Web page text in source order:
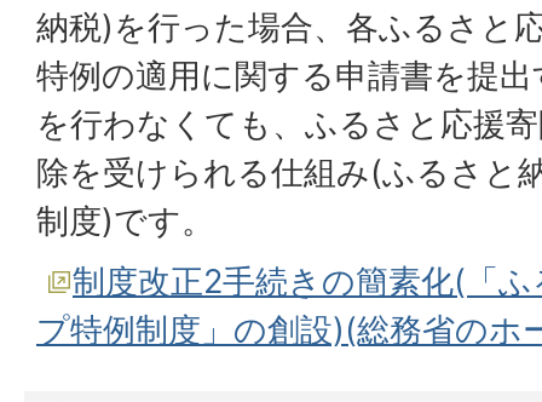
納税)を行った場合、各ふるさと
特例の適用に関する申請書を提
を行わなくても、ふるさと応援
除を受けられる仕組み(ふるさと
制度)です。
制度改正2手続きの簡素化(「
プ特例制度」の創設)(総務省のホ